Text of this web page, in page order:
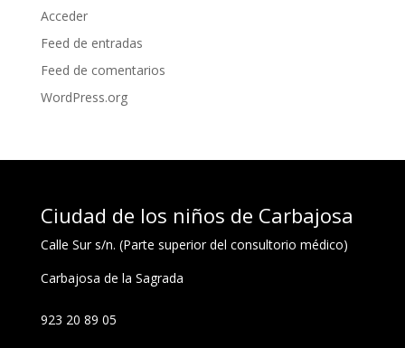
Acceder
Feed de entradas
Feed de comentarios
WordPress.org
Ciudad de los niños de Carbajosa
Calle Sur s/n. (Parte superior del consultorio médico)
Carbajosa de la Sagrada
923 20 89 05